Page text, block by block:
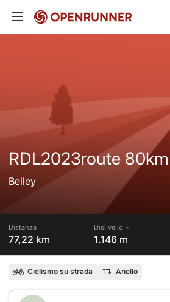
RDL2023route 80km
Belley
Distanza
77,22 km
Dislivello +
1.146 m
Ciclismo su strada Anello